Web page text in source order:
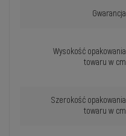
Gwarancja
Wysokość opakowania
towaru w cm
Szerokość opakowania
towaru w cm